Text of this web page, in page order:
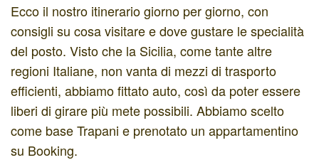
Ecco il nostro itinerario giorno per giorno, con
consigli su cosa visitare e dove gustare le specialità
del posto. Visto che la Sicilia, come tante altre
regioni Italiane, non vanta di mezzi di trasporto
efficienti, abbiamo fittato auto, così da poter essere
liberi di girare più mete possibili. Abbiamo scelto
come base Trapani e prenotato un appartamentino
su Booking.